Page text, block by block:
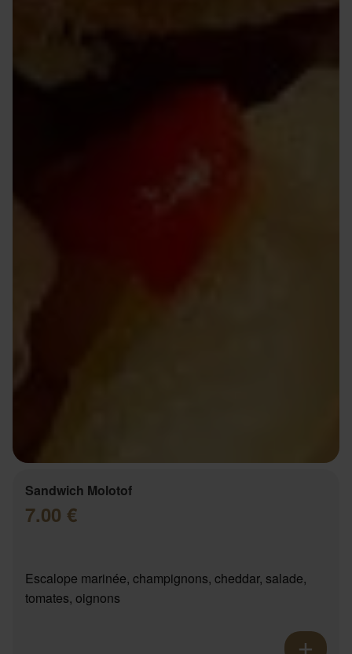
Sandwich Molotof
7.00 €
Escalope marinée, champignons, cheddar, salade,
tomates, oignons